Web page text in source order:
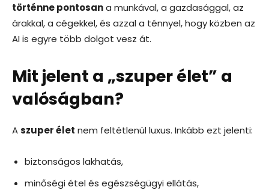
történne pontosana munkával, a gazdasággal, az
árakkal, a cégekkel, és azzal a ténnyel, hogy közben az
AI is egyre több dolgot vesz át.
Mit jelent a „szuper élet” a
valóságban?
Aszuper élet nem feltétlenül luxus. Inkább ezt jelenti:
biztonságos lakhatás,
minőségi étel és egészségügyi ellátás,